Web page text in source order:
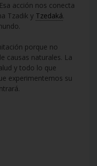
acción nos conecta
Tzadik y Tzedaká.
porque no
causas naturales. La
y todo lo que
experimentemos su